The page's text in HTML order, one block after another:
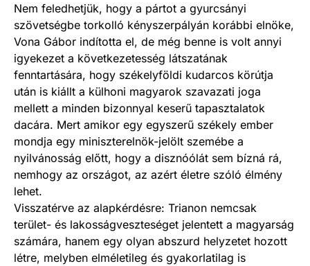
Nem feledhetjük, hogy a pártot a gyurcsányi
szövetségbe torkolló kényszerpályán korábbi elnöke,
Vona Gábor indította el, de még benne is volt annyi
igyekezet a következetesség látszatának
fenntartására, hogy székelyföldi kudarcos körútja
után is kiállt a külhoni magyarok szavazati joga
mellett a minden bizonnyal keserű tapasztalatok
dacára. Mert amikor egy egyszerű székely ember
mondja egy miniszterelnök-jelölt szemébe a
nyilvánosság előtt, hogy a disznóólát sem bízná rá,
nemhogy az országot, az azért életre szóló élmény
lehet.
Visszatérve az alapkérdésre: Trianon nemcsak
terület- és lakosságveszteséget jelentett a magyarság
számára, hanem egy olyan abszurd helyzetet hozott
létre, melyben elméletileg és gyakorlatilag is